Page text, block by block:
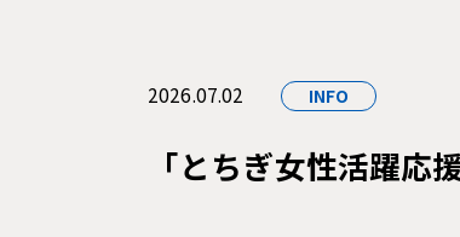
2026 0702 INFO
「とちぎ女性活躍応